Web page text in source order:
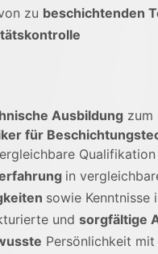
zu beschichtenden
Ausbildung zum
für
Qualifikation
in
sowie Kenntnisse
und sorgfältige
Persönlichkeit mit